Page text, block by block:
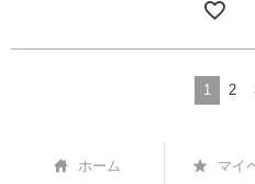
1 2
ホーム マイ